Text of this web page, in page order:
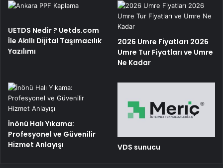
UETDS Nedir ? Uetds.com
İle Akıllı Dijital Taşımacılık
Yazılımı
2026 Umre Fiyatları 2026
Umre Tur Fiyatları ve Umre
Ne Kadar
İnönü Halı Yıkama:
Profesyonel ve Güvenilir
Hizmet Anlayışı
VDS sunucu